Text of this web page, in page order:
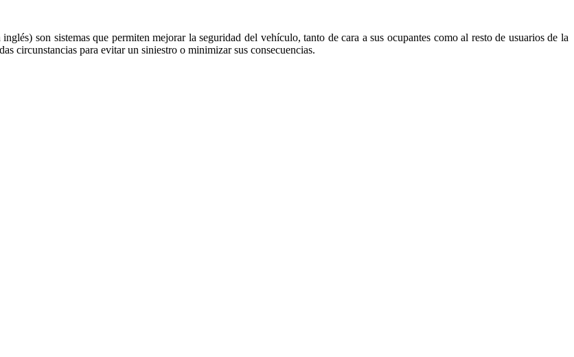
son sistemas que permiten mejorar la seguridad del vehículo, tanto de cara a sus ocupantes como al resto de usuarios de la
circunstancias para evitar un siniestro o minimizar sus consecuencias.